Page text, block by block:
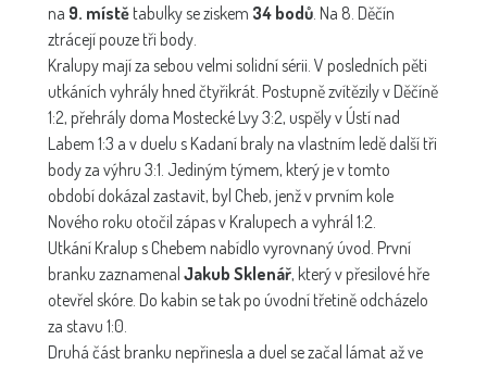
na 9. místě tabulky se ziskem 34 bodů. Na 8. Děčín
ztrácejí pouze tři body.
Kralupy mají za sebou velmi solidní sérii. V posledních pěti
utkáních vyhrály hned čtyřikrát. Postupně zvítězily v Děčíně
1:2, přehrály doma Mostecké Lvy 3:2, uspěly v Ústí nad
Labem 1:3 a v duelu s Kadaní braly na vlastním ledě další tři
body za výhru 3:1. Jediným týmem, který je v tomto
období dokázal zastavit, byl Cheb, jenž v prvním kole
Nového roku otočil zápas v Kralupech a vyhrál 1:2.
Utkání Kralup s Chebem nabídlo vyrovnaný úvod. První
branku zaznamenal Jakub Sklenář, který v přesilové hře
otevřel skóre. Do kabin se tak po úvodní třetině odcházelo
za stavu 1:0.
Druhá část branku nepřinesla a duel se začal lámat až ve